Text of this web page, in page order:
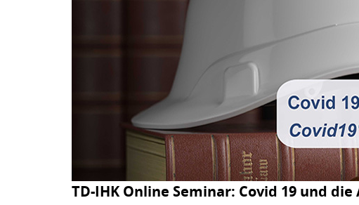
TD-IHK Online Seminar: Covid 19 und